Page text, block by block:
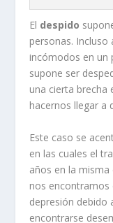
El despido
personas.
incómodos en un
supone ser
una cierta brecha
hacernos llegar a
Este caso se
en las cuales el
años en la misma
nos encontramos
depresión debido
encontrarse